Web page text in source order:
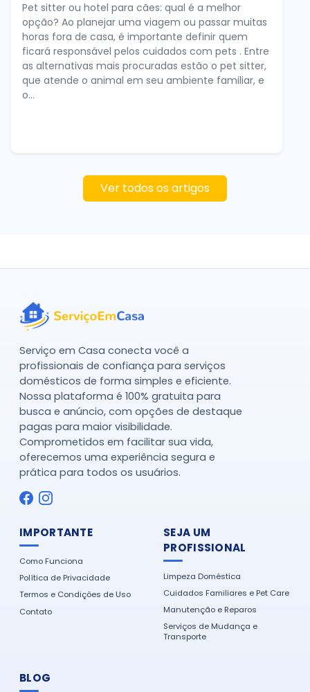
Pet sitter ou hotel para cães: qual é a melhor
opção? Ao planejar uma viagem ou passar muitas
horas fora de casa, é importante definir quem
ficará responsável pelos cuidados com pets . Entre
as alternativas mais procuradas estão o pet sitter,
que atende o animal em seu ambiente familiar, e
o...
Ver todos os artigos
Serviço em Casa conecta você a
profissionais de confiança para serviços
domésticos de forma simples e eficiente.
Nossa plataforma é 100% gratuita para
busca e anúncio, com opções de destaque
pagas para maior visibilidade.
Comprometidos em facilitar sua vida,
oferecemos uma experiência segura e
prática para todos os usuários.
IMPORTANTE
Como Funciona
Política de Privacidade
Termos e Condições de Uso
Contato
SEJA UM
PROFISSIONAL
Limpeza Doméstica
Cuidados Familiares e Pet Care
Manutenção e Reparos
Serviços de Mudança e
Transporte
BLOG